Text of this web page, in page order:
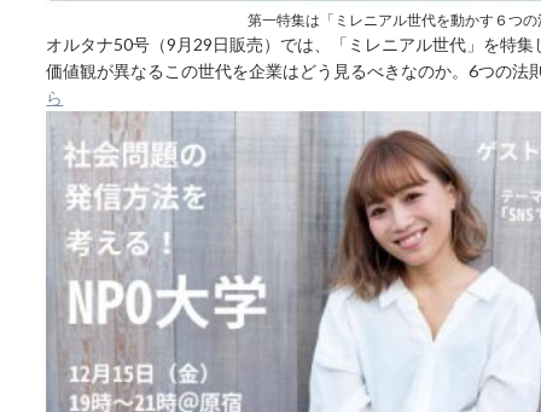
第一特集は「ミレニアル世代を動かす６つ
オルタナ50号（9月29日販売）では、「ミレニアル世代」を特
価値観が異なるこの世代を企業はどう見るべきなのか。6つの法
ら